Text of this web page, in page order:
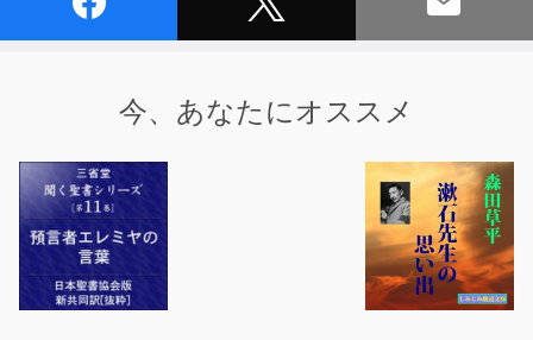
呉間祐生 ： 内田修一
篠原裕章 ： 岩崎了
野原結芽 ： 阿部菜摘子
記者 ： 小林直人
藤野 ： 礒嵜孝太
電車のアナウンス ： 石橋遊
ナレーション（成瀬慶彦の憂鬱）： 鈴木卓朗
今、あなたにオススメ